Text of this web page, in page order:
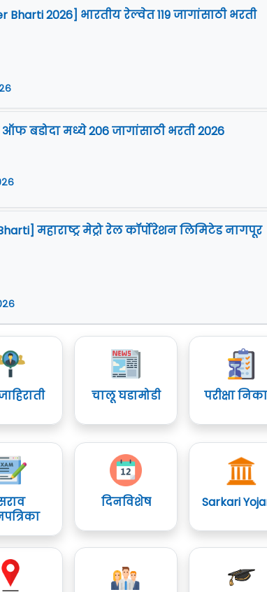
Bharti 2026] भारतीय रेल्वेत 119 जागांसाठी भरती
बडोदा मध्ये 206 जागांसाठी भरती 2026
महाराष्ट्र मेट्रो रेल कॉर्पोरेशन लिमिटेड नागपूर
चालू घडामोडी परीक्षा
दिनविशेष Sarkari